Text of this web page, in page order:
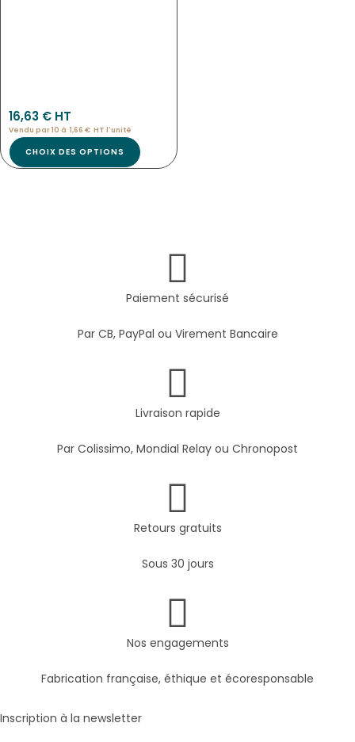
16,63 € HT
Vendu par 10 à 1,66 € HT l'unité
CHOIX DES OPTIONS
Paiement sécurisé
Par CB, PayPal ou Virement Bancaire
Livraison rapide
Par Colissimo, Mondial Relay ou Chronopost
Retours gratuits
Sous 30 jours
Nos engagements
Fabrication française, éthique et écoresponsable
Inscription à la newsletter